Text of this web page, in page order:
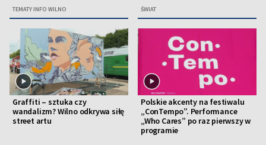
TEMATY INFO WILNO ŚWIAT
Graffiti – sztuka czy
wandalizm? Wilno odkrywa siłę
street artu
Polskie akcenty na festiwalu
„ConTempo”. Performance
„Who Cares” po raz pierwszy w
programie